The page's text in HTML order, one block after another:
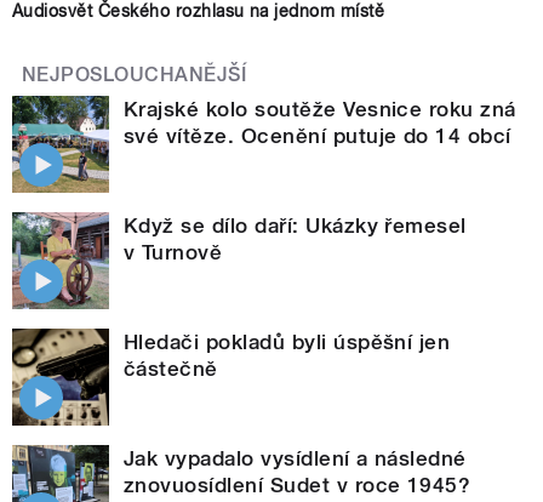
Audiosvět Českého rozhlasu na jednom místě
NEJPOSLOUCHANĚJŠÍ
Krajské kolo soutěže Vesnice roku zná
své vítěze. Ocenění putuje do 14 obcí
Když se dílo daří: Ukázky řemesel
v Turnově
Hledači pokladů byli úspěšní jen
částečně
Jak vypadalo vysídlení a následné
znovuosídlení Sudet v roce 1945?